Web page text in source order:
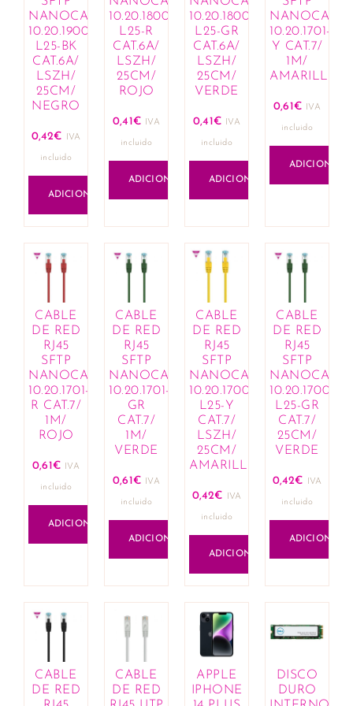
Cremes corantes e hennas
Máscaras e condicionadores
Óleos, loções e exfoliantes
Produtos de fixação para penteados
Queda de cabelo e revitalizantes
Sprays e sérums
Tratamentos capilares
Óleos essenciais e compostos
Construção
Ferramentas
Cosmética
Lábios
Bálsamos labiais
Batons e gloss
Lápis de lábios
Lotes de fragrâncias e cosméticos
Olhos
Anti-olheiras
Eyeliner e lápis
Máscaras de pestanas
Sobrancelhas
Sombras
Rosto
Bases
Blushers
Iluminadores de tez
Pós compactos
Manicure
Removedores de verniz
Vernizes
NANOCABLE
10.20.1900-
L25-BK
CAT.6A/
LSZH/
25CM/
NEGRO
0,42€ IVA
incluido
ADICIONAR
10.20.1800-
L25-R
CAT.6A/
LSZH/
25CM/
ROJO
0,41 € IVA
incluido
ADICIONAR
10.20.1800-
L25-GR
CAT.6A/
LSZH/
25CM/
VERDE
0,41 € IVA
incluido
ADICIONAR
NANOCABLE
10.20.1701-
Y CAT.7/
1M/
AMARILLO
0,61 € IVA
incluido
ADICIONAR
CABLE
DE RED
RJ45
SFTP
NANOCABLE
10.20.1701-
R CAT.7/
1M/
ROJO
0,61 € IVA
incluido
ADICIONAR
CABLE
DE RED
RJ45
SFTP
NANOCABLE
10.20.1701-
GR
CAT.7/
1M/
VERDE
0,61 € IVA
incluido
ADICIONAR
CABLE
DE RED
RJ45
SFTP
NANOCABLE
10.20.1700-
L25-Y
CAT.7/
LSZH/
25CM/
AMARILLO
0,42€ IVA
incluido
ADICIONAR
CABLE
DE RED
RJ45
SFTP
NANOCABLE
10.20.1700-
L25-GR
CAT.7/
25CM/
VERDE
0,42€ IVA
incluido
ADICIONAR
CABLE
DE RED
CABLE
DE RED
APPLE
IPHONE
DISCO
DURO